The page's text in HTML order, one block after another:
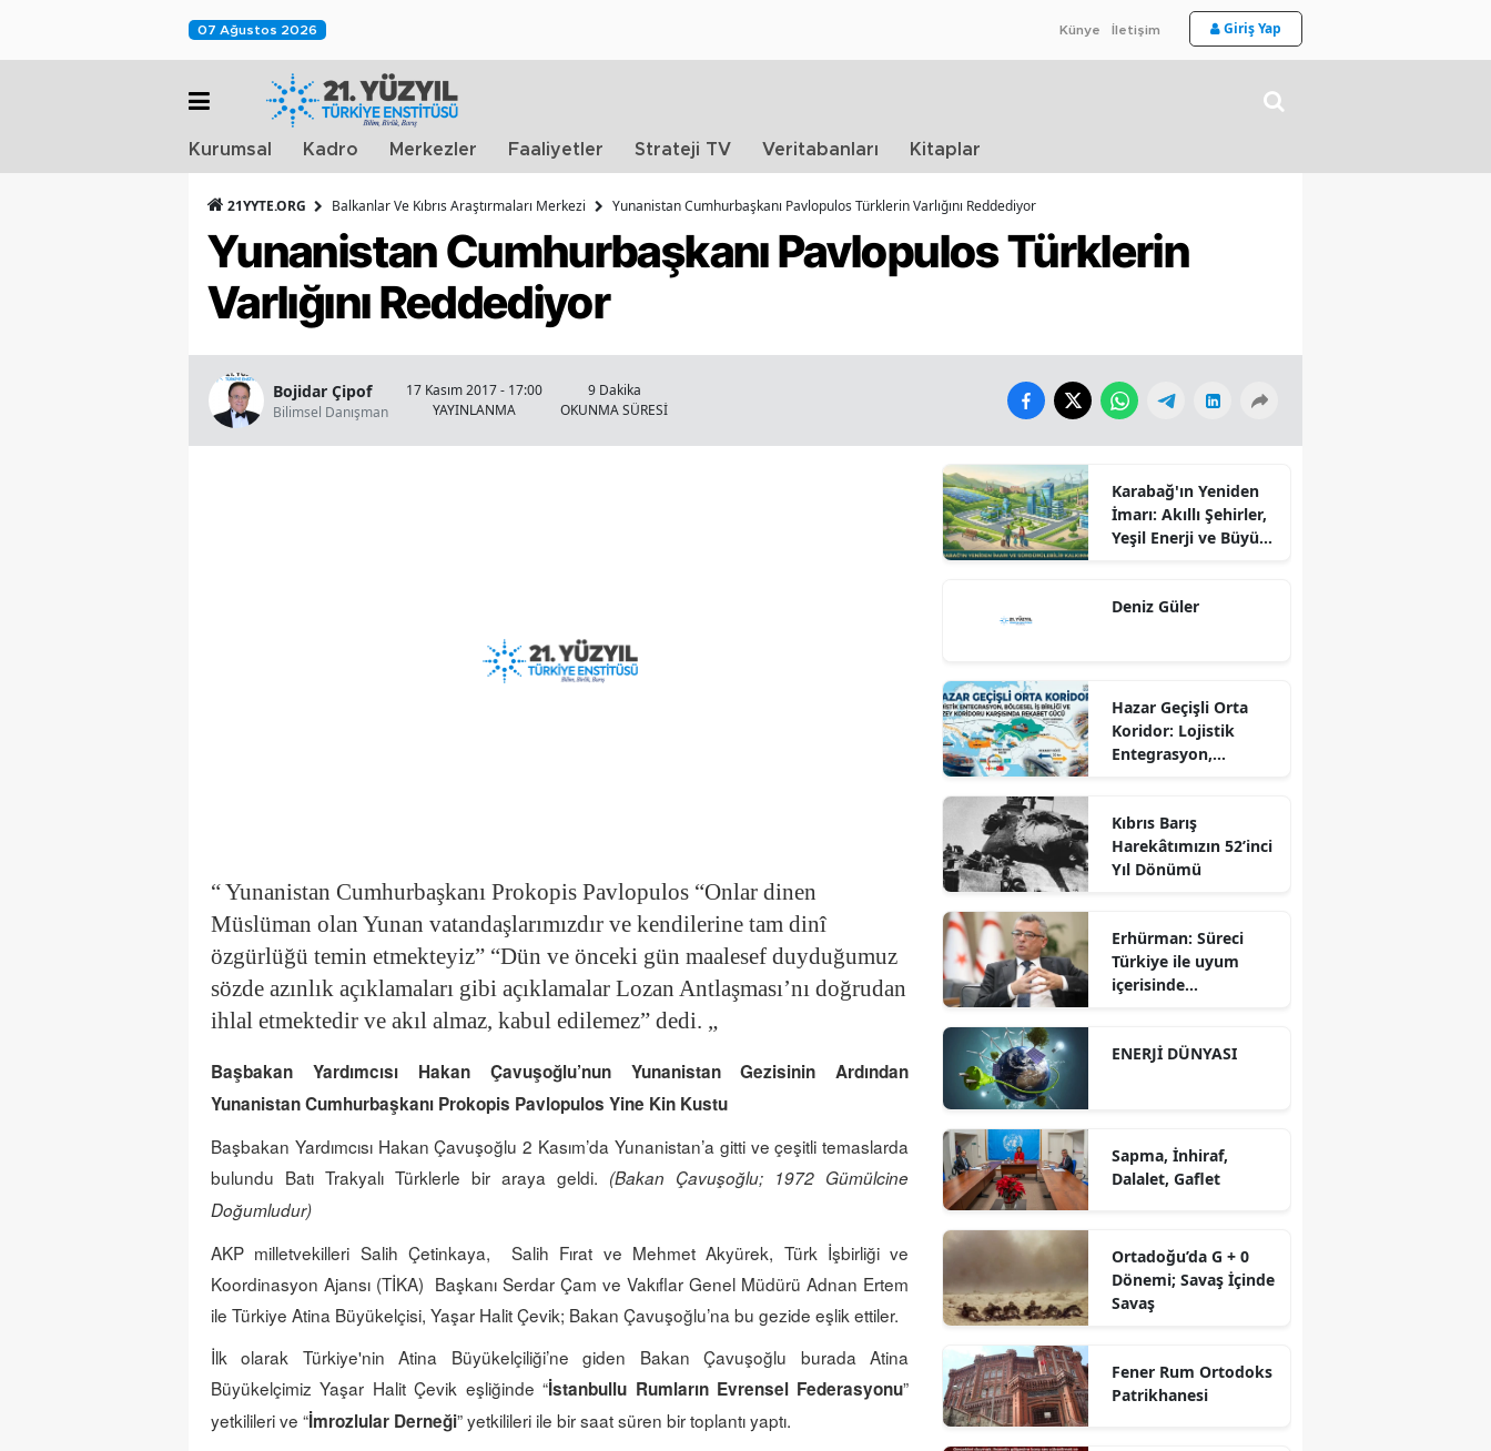
07 Ağustos 2026 Künye İletişim Giriş Yap
Kurumsal Kadro Merkezler Faaliyetler Strateji TV Veritabanları Kitaplar
21YYTE.ORG Balkanlar Ve Kıbrıs Araştırmaları Merkezi Yunanistan Cumhurbaşkanı Pavlopulos Türklerin Varlığını Reddediyor
Yunanistan Cumhurbaşkanı Pavlopulos Türklerin
Varlığını Reddediyor
Bojidar Çipof
Bilimsel Danışman
17 Kasım 2017 - 17:00
YAYINLANMA
9 Dakika
OKUNMA SÜRESİ
“ Yunanistan Cumhurbaşkanı Prokopis Pavlopulos “Onlar dinen
Müslüman olan Yunan vatandaşlarımızdır ve kendilerine tam dinî
özgürlüğü temin etmekteyiz” “Dün ve önceki gün maalesef duyduğumuz
sözde azınlık açıklamaları gibi açıklamalar Lozan Antlaşması’nı doğrudan
ihlal etmektedir ve akıl almaz, kabul edilemez” dedi. „
Başbakan Yardımcısı Hakan Çavuşoğlu’nun Yunanistan Gezisinin Ardından
YunanistanCumhurbaşkanı Prokopis Pavlopulos Yine Kin Kustu
Başbakan Yardımcısı Hakan Çavuşoğlu 2 Kasım’da Yunanistan’a gitti ve çeşitli temaslarda
bulundu Batı Trakyalı Türklerle bir araya geldi. (Bakan Çavuşoğlu; 1972 Gümülcine
Doğumludur)
AKP milletvekilleri Salih Çetinkaya, Salih Fırat ve Mehmet Akyürek, Türk İşbirliği ve
Koordinasyon Ajansı (TİKA) Başkanı Serdar Çam ve Vakıflar Genel Müdürü Adnan Ertem
ile Türkiye Atina Büyükelçisi, Yaşar Halit Çevik; Bakan Çavuşoğlu’na bu gezide eşlik ettiler.
İlk olarak Türkiye'nin Atina Büyükelçiliği’ne giden Bakan Çavuşoğlu burada Atina
Büyükelçimiz Yaşar Halit Çevik eşliğinde “İstanbullu Rumların Evrensel Federasyonu”
yetkilileri ve “İmrozlular Derneği” yetkilileri ile bir saat süren bir toplantı yaptı.
Karabağ'ın Yeniden
İmarı: Akıllı Şehirler,
Yeşil Enerji ve Büyük
Sürdürülebilir
Deniz Güler
Hazar Geçişli Orta
Koridor: Lojistik
Entegrasyon,
Karşısında Rekabet
Gücü
Kıbrıs Barış
Harekâtımızın 52’inci
Yıl Dönümü
Erhürman: Süreci
Türkiye ile uyum
içerisinde
ENERJİ DÜNYASI
Sapma, İnhiraf,
Dalalet, Gaflet
Ortadoğu’da G + 0
Dönemi; Savaş İçinde
Savaş
Fener Rum Ortodoks
Patrikhanesi